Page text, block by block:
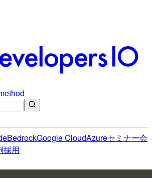
BedrockGoogle CloudAzureセミナー会
採用